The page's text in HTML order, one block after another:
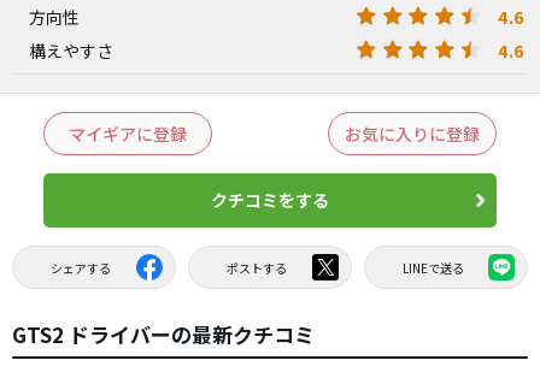
方向性 4.6
構えやすさ 4.6
マイギアに登録 お気に入りに登録
クチコミをする
シェアする ポストする LINEで送る
GTS2 ドライバーの最新クチコミ